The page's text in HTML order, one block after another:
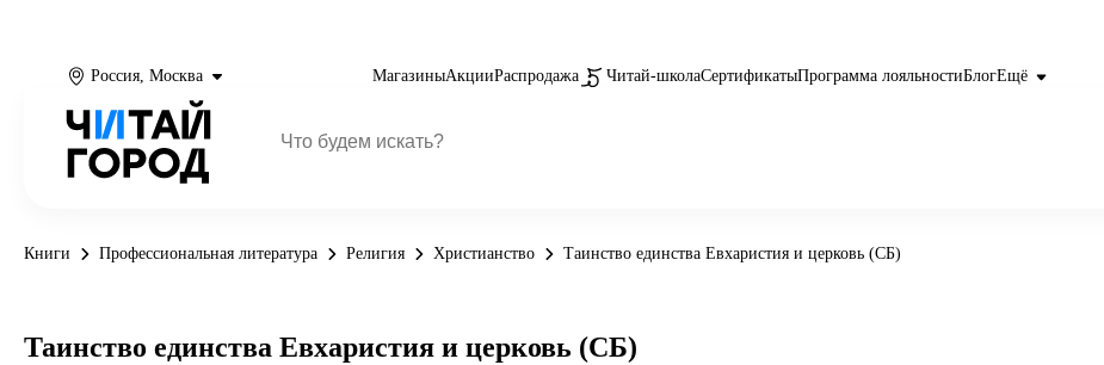
Россия, Москва МагазиныАкцииРаспродажа Читай-школаСертификатыПрограмма лояльностиБлогЕщё
Книги Профессиональная литература Религия Христианство Таинство единства Евхаристия и церковь (СБ)
Таинство единства Евхаристия и церковь (СБ)